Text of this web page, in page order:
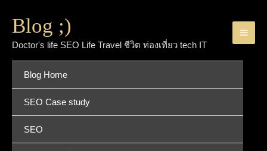
Blog ;)
Doctor's life SEO Life Travel ชีวิต ท่องเที่ยว tech IT
Blog Home
SEO Case study
SEO